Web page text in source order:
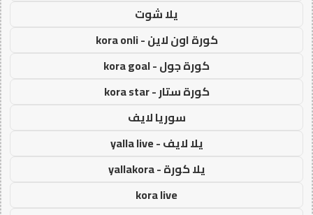
يلا شوت
كورة اون لاين - kora onli
كورة جول - kora goal
كورة ستار - kora star
سوريا لايف
يلا لايف - yalla live
يلا كورة - yallakora
kora live